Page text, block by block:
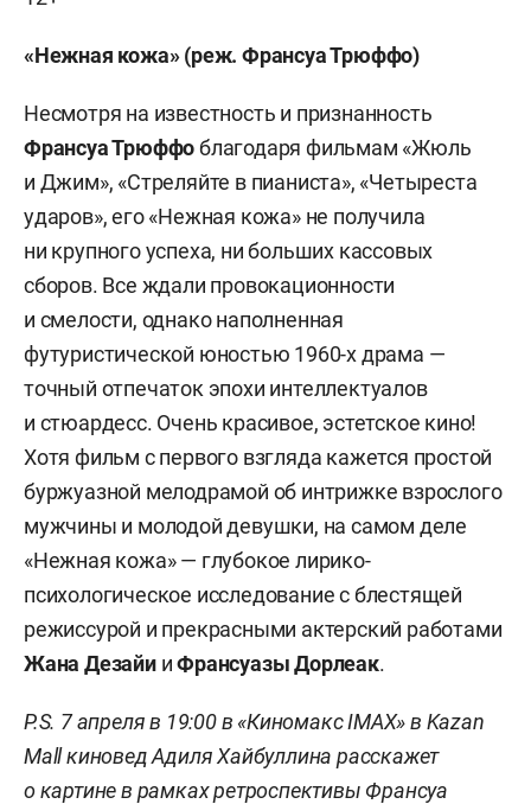
«Нежная кожа» (реж. Франсуа Трюффо)
Несмотря на известность и признанность
Франсуа Трюффоблагодаря фильмам «Жюль
и Джим», «Стреляйте в пианиста», «Четыреста
ударов», его «Нежная кожа» не получила
ни крупного успеха, ни больших кассовых
сборов. Все ждали провокационности
и смелости, однако наполненная
футуристической юностью 1960-х драма —
точный отпечаток эпохи интеллектуалов
и стюардесс. Очень красивое, эстетское кино!
Хотя фильм с первого взгляда кажется простой
буржуазной мелодрамой об интрижке взрослого
мужчины и молодой девушки, на самом деле
«Нежная кожа» — глубокое лирико-
психологическое исследование с блестящей
режиссурой и прекрасными актерский работами
Жана ДезайииФрансуазы Дорлеак.
P.S. 7 апреля в 19:00 в «Киномакс IMAX» в Kazan
Mallкиновед Адиля Хайбуллина расскажет
о картине в рамках ретроспективы Франсуа